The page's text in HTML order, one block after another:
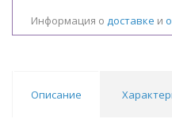
Информация о доставке и
Описание